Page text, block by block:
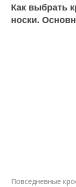
Как выбрать
носки.
Повседневные